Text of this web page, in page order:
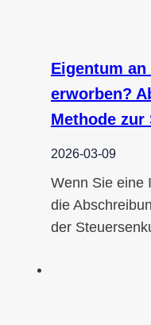
Eigentum
erworben?
Methode zur
2026-03-09
Wenn Sie eine
die
der